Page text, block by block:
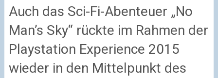
Auch das Sci-Fi-Abenteuer „No
Man’s Sky“ rückte im Rahmen der
Playstation Experience 2015
wieder in den Mittelpunkt des